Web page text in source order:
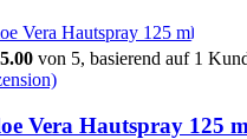
5.00 von 5, basierend auf 1
Vera Hautspray 125